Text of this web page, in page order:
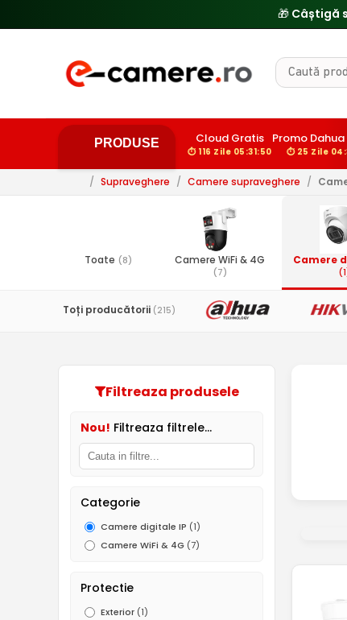
🎁 Câștigă
PRODUSE Cloud Gratis
⏱ 116 Zile 05:31:49
Promo
⏱ 25 Zile
/ Supraveghere / Camere supraveghere /
Toate (8) Camere WiFi & 4G
(7)
Camere
Toți producătorii (215)
Filtreaza produsele
Nou! Filtreaza filtrele...
Categorie
Camere digitale IP (1)
Camere WiFi & 4G (7)
Protectie
Exterior (1)